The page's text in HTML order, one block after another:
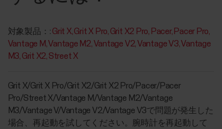
対象製品：: Grit X Grit X Pro Grit X2 Pro Pacer Pacer Pro
Vantage M Vantage M2 Vantage V2 Vantage V3 Vantage
M3 Grit X2 Street X
Grit X/Grit X Pro/Grit X2/Grit X2 Pro/Pacer/Pacer
Pro/Street X/Vantage M/Vantage M2/Vantage
M3/Vantage V/Vantage V2/Vantage V3で問題が発生した
場合、再起動を試してください。腕時計を再起動して